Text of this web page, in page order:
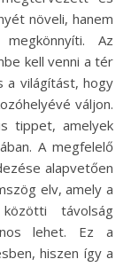
növeli, hanem
Az
kell venni a tér
a világítást, hogy
váljon.
tippet, amelyek
A megfelelő
alapvetően
elv, amely a
távolság
lehet. Ez a
hiszen így a